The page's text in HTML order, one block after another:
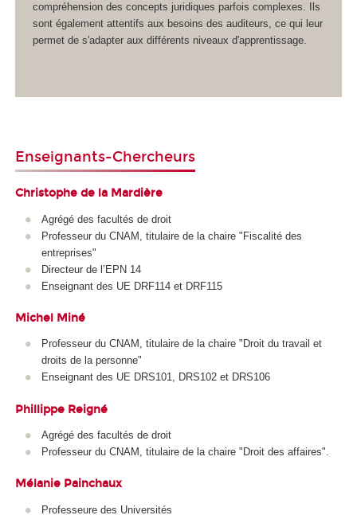
compréhension des concepts juridiques parfois complexes. Ils
sont également attentifs aux besoins des auditeurs, ce qui leur
permet de s'adapter aux différents niveaux d'apprentissage.
Enseignants-Chercheurs
Christophe de la Mardière
Agrégé des facultés de droit
Professeur du CNAM, titulaire de la chaire "Fiscalité des
entreprises"
Directeur de l’EPN14
Enseignant des UE DRF114 et DRF115
Michel Miné
Professeur du CNAM, titulaire de la chaire "Droit du travail et
droits de la personne"
Enseignant des UE DRS101, DRS102 et DRS106
Phillippe Reigné
Agrégé des facultés de droit
Professeur du CNAM, titulaire de la chaire "Droit des affaires".
Mélanie Painchaux
Professeure des Universités